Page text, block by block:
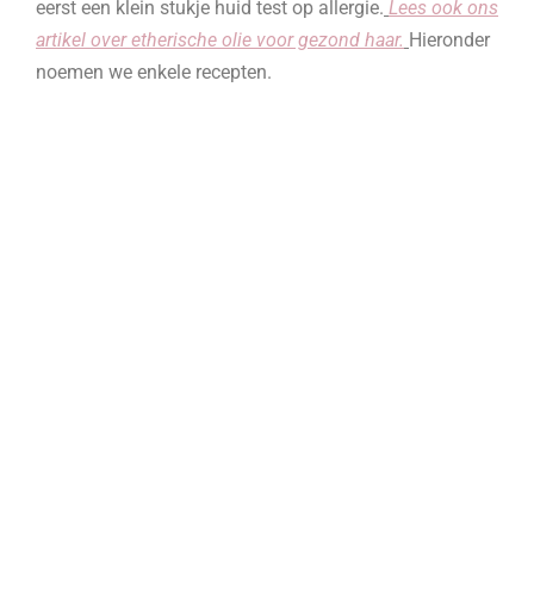
eerst een klein stukje huid test op allergie. Lees ook ons
artikel over etherische olie voor gezond haar. Hieronder
noemen we enkele recepten.